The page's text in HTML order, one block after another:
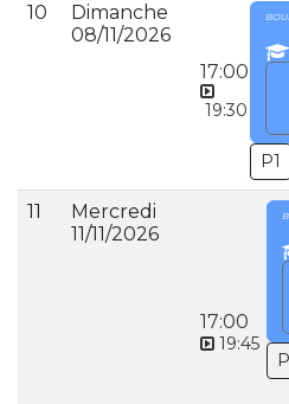
10
Dimanche
08/11/2026
17:00
19:30
P1
11
Mercredi
11/11/2026
17:00
19:45